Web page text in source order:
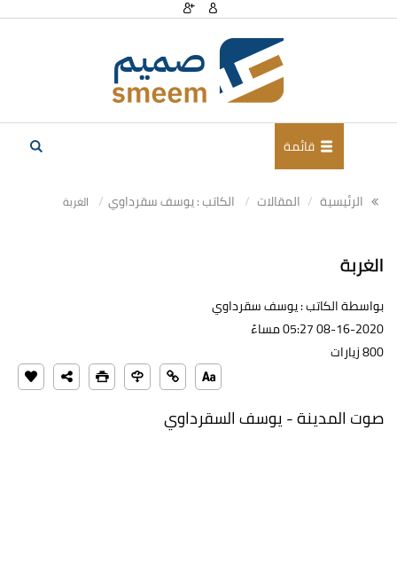
قائمة
الرئيسية المقالات الكاتب : يوسف سقرداوي الغربة
الغربة
بواسطة الكاتب : يوسف سقرداوي
08-16-2020 05:27 مساءً
800 زيارات
صوت المدينة - يوسف السقرداوي